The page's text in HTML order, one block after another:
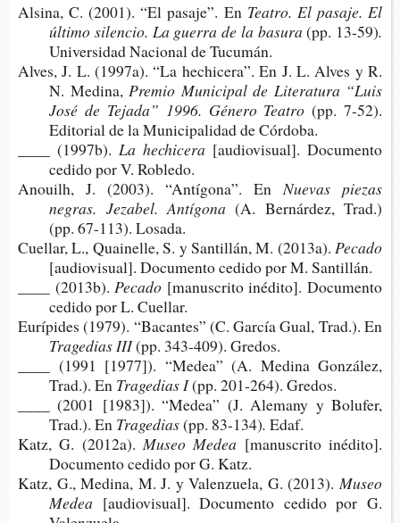
Alsi­na, C. (2001). “El pasa­je”. En Tea­tro. El pasa­je. El
últi­mo silen­cio. La gue­rra de la basura (pp. 13-59).
Uni­ver­si­dad Nacio­nal de Tucumán.
Alves, J. L. (1997a). “La hechi­ce­ra”. En J. L. Alves y R.
N. Medina,Pre­mio Muni­ci­pal de Lite­ra­tu­ra “Luis
José de Teja­da” 1996. Géne­ro Teatro (pp. 7-52).
Edi­to­rial de la Muni­ci­pa­li­dad de Córdoba.
____ (1997b). La hechicera [audio­vi­sual]. Docu­men­to
cedi­do por V. Robledo.
Anouilh, J. (2003). “Antí­go­na”. EnNue­vas pie­zas
negras. Jeza­bel. Antígona (A. Ber­nár­dez, Trad.)
(pp. 67-​113). Losada.
Cue­llar, L., Quai­ne­lle, S. y San­ti­llán, M. (2013a). Pecado
[audio­vi­sual]. Docu­men­to cedi­do por M. Santillán.
____ (2013b). Pecado [manus­cri­to inédito]. Docu­men­to
cedi­do por L. Cuellar.
Eurí­pi­des (1979). “Bacan­tes” (C. Gar­cía Gual, Trad.). En
Tra­ge­dias III(pp. 343-​409). Gredos.
____ (1991 [1977]). “Medea” (A. Medi­na Gon­zá­lez,
Trad.). En Tra­ge­dias I(pp. 201-264).Gredos.
____ (2001 [1983]). “Medea” (J. Ale­many y Bolu­fer,
Trad.). En Tragedias(pp. 83-134). Edaf.
Katz, G. (2012a).Museo Medea [manus­cri­to iné­di­to].
Docu­men­to cedi­do por G. Katz.
Katz, G., Medi­na, M. J. y Valen­zue­la, G. (2013).Museo
Medea [audio­vi­sual]. Docu­men­to cedi­do por G.